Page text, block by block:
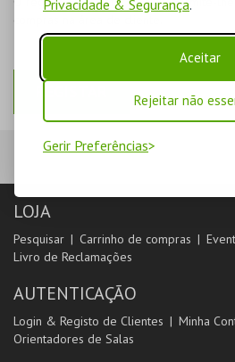
Privacidade & Segurança.
Aceitar
Rejeitar não
Gerir Preferências
LOJA
Pesquisar Carrinho de compras
Livro de Reclamações
AUTENTICAÇÃO
Login & Registo de Clientes Minha
Orientadores de Salas